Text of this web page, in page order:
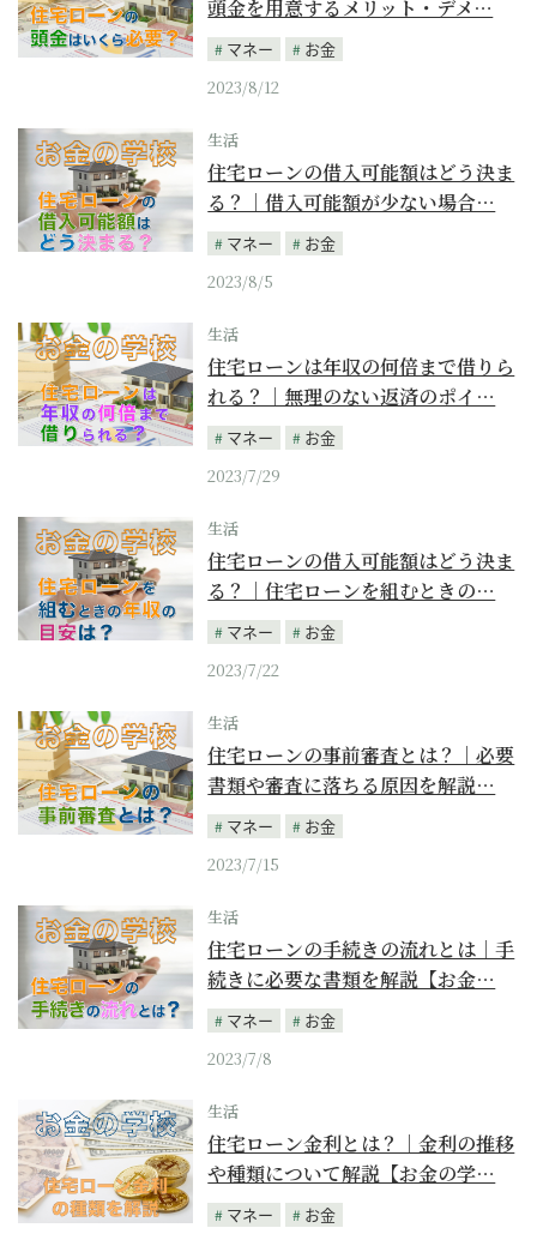
頭金を用意するメリット・デメ…
マネー
お金
2023/8/12
生活
住宅ローンの借入可能額はどう決ま
る？｜借入可能額が少ない場合…
マネー
お金
2023/8/5
生活
住宅ローンは年収の何倍まで借りら
れる？｜無理のない返済のポイ…
マネー
お金
2023/7/29
生活
住宅ローンの借入可能額はどう決ま
る？｜住宅ローンを組むときの…
マネー
お金
2023/7/22
生活
住宅ローンの事前審査とは？｜必要
書類や審査に落ちる原因を解説…
マネー
お金
2023/7/15
生活
住宅ローンの手続きの流れとは｜手
続きに必要な書類を解説【お金…
マネー
お金
2023/7/8
生活
住宅ローン金利とは？｜金利の推移
や種類について解説【お金の学…
マネー
お金